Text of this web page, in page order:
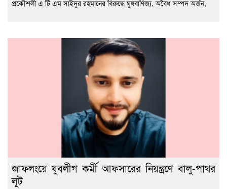
প্রকৌশলী এ টি এম সাইদুর রহমানের বিরুদ্ধে ঘুষবাণিজ্য, অবৈধ সম্পদ অর্জন,
জাফলংয়ে যুবলীগ কর্মী আফসারের নিয়ন্ত্রণে বালু-পাথর
লুট